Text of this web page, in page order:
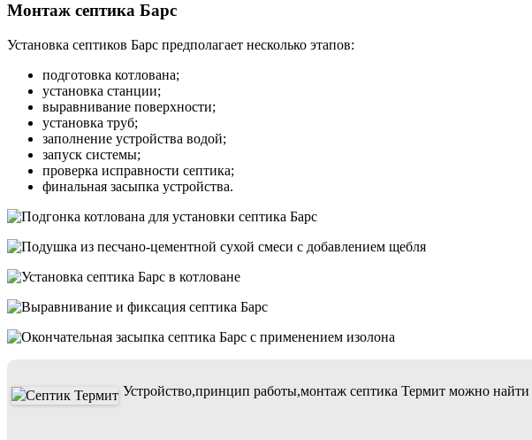
Монтаж септика Барс
Установка септиков Барс предполагает несколько этапов:
подготовка котлована;
установка станции;
выравнивание поверхности;
установка труб;
заполнение устройства водой;
запуск системы;
проверка исправности септика;
финальная засыпка устройства.
Устройство,принцип работы,монтаж септика Термит можно найти